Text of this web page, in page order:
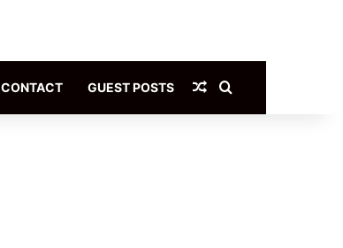
CONTACT GUEST POSTS Article Aléatoire